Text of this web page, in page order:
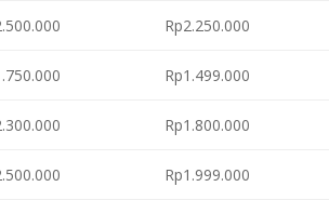
Rp2.250.000
Rp1.499.000
Rp1.800.000
Rp1.999.000